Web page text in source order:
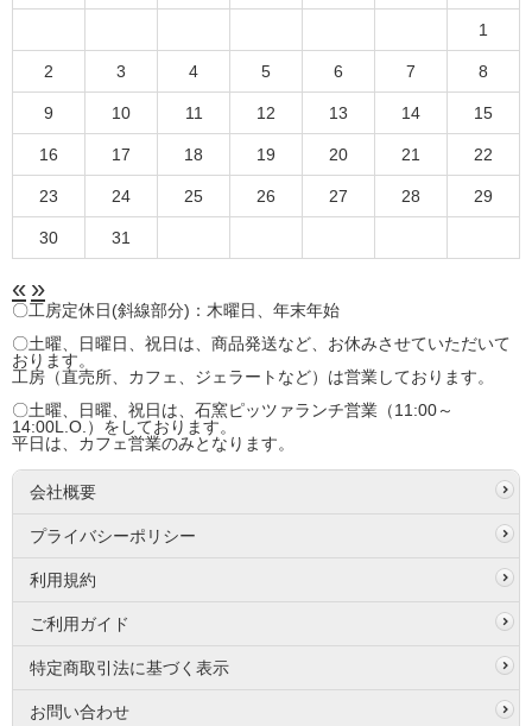
1
2 3 4 5 6 7 8
9 10 11 12 13 14 15
16 17 18 19 20 21 22
23 24 25 26 27 28 29
30 31
« »
〇工房定休日(斜線部分)：木曜日、年末年始
〇土曜、日曜日、祝日は、商品発送など、お休みさせていただいて
おります。
工房（直売所、カフェ、ジェラートなど）は営業しております。
〇土曜、日曜、祝日は、石窯ピッツァランチ営業（11:00～
14:00L.O.）をしております。
平日は、カフェ営業のみとなります。
会社概要
プライバシーポリシー
利用規約
ご利用ガイド
特定商取引法に基づく表示
お問い合わせ